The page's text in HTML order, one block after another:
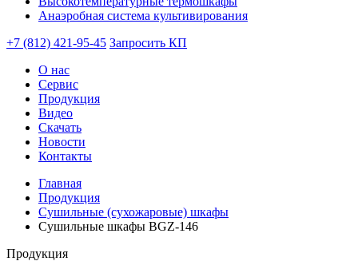
Анаэробная система культивирования
+7 (812) 421-95-45 Запросить КП
О нас
Сервис
Продукция
Видео
Скачать
Новости
Контакты
Главная
Продукция
Сушильные (сухожаровые) шкафы
Сушильные шкафы BGZ-146
Продукция